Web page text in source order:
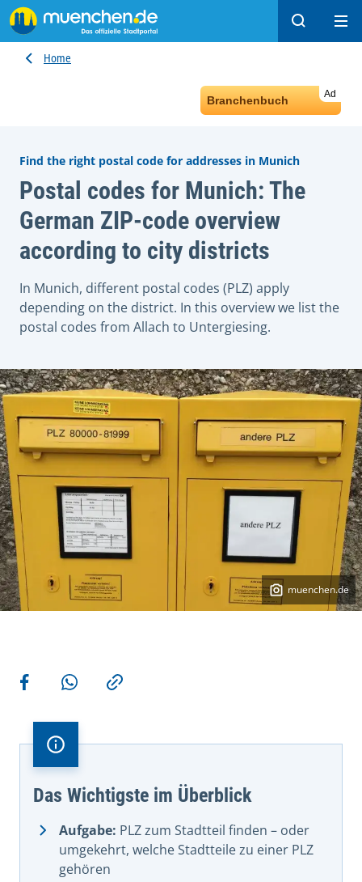
Search
Home
Ad
Branchenbuch
Find the right postal code for addresses in Munich
Postal codes for Munich: The
German ZIP-code overview
according to city districts
In Munich, different postal codes (PLZ) apply
depending on the district. In this overview we list the
postal codes from Allach to Untergiesing.
muenchen.de
More actions
Share on Facebook
Share via WhatsApp
Copy link
Das Wichtigste im Überblick
Aufgabe: PLZ zum Stadtteil finden – oder
umgekehrt, welche Stadtteile zu einer PLZ
gehören